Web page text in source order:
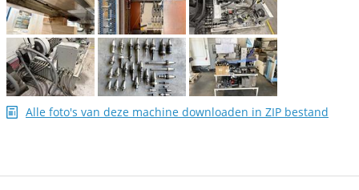
Alle foto's van deze machine downloaden in ZIP bestand